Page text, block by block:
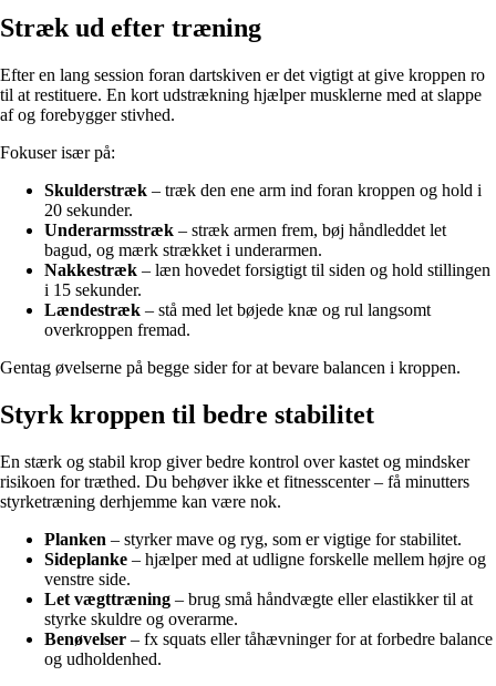
Stræk ud efter træning
Efter en lang session foran dartskiven er det vigtigt at give kroppen ro
til at restituere. En kort udstrækning hjælper musklerne med at slappe
af og forebygger stivhed.
Fokuser især på:
Skulderstræk – træk den ene arm ind foran kroppen og hold i
20 sekunder.
Underarmsstræk – stræk armen frem, bøj håndleddet let
bagud, og mærk strækket i underarmen.
Nakkestræk – læn hovedet forsigtigt til siden og hold stillingen
i 15 sekunder.
Lændestræk – stå med let bøjede knæ og rul langsomt
overkroppen fremad.
Gentag øvelserne på begge sider for at bevare balancen i kroppen.
Styrk kroppen til bedre stabilitet
En stærk og stabil krop giver bedre kontrol over kastet og mindsker
risikoen for træthed. Du behøver ikke et fitnesscenter – få minutters
styrketræning derhjemme kan være nok.
Planken – styrker mave og ryg, som er vigtige for stabilitet.
Sideplanke – hjælper med at udligne forskelle mellem højre og
venstre side.
Let vægttræning – brug små håndvægte eller elastikker til at
styrke skuldre og overarme.
Benøvelser – fx squats eller tåhævninger for at forbedre balance
og udholdenhed.